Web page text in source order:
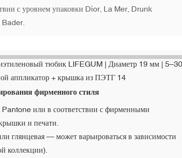
с уровнем упаковки Dior, La Mer, Drunk
фирменного стиля
Pantone или в соответствии с фирменными
и печати.
глянцевая — может варьироваться в зависимости
коллекции).